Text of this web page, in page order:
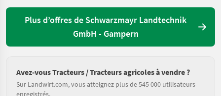
Plus d’offres de Schwarzmayr Landtechnik
GmbH - Gampern
Avez-vous Tracteurs / Tracteurs agricoles à vendre ?
Sur Landwirt.com, vous atteignez plus de 545 000 utilisateurs